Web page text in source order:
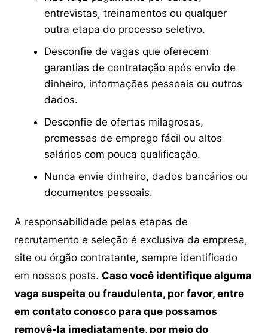
entrevistas, treinamentos ou qualquer
outra etapa do processo seletivo.
Desconfie de vagas que oferecem
garantias de contratação após envio de
dinheiro, informações pessoais ou outros
dados.
Desconfie de ofertas milagrosas,
promessas de emprego fácil ou altos
salários com pouca qualificação.
Nunca envie dinheiro, dados bancários ou
documentos pessoais.
A responsabilidade pelas etapas de
recrutamento e seleção é exclusiva da empresa,
site ou órgão contratante, sempre identificado
em nossos posts. Caso você identifique alguma
vaga suspeita ou fraudulenta, por favor, entre
em contato conosco para que possamos
removê-la imediatamente, por meio do